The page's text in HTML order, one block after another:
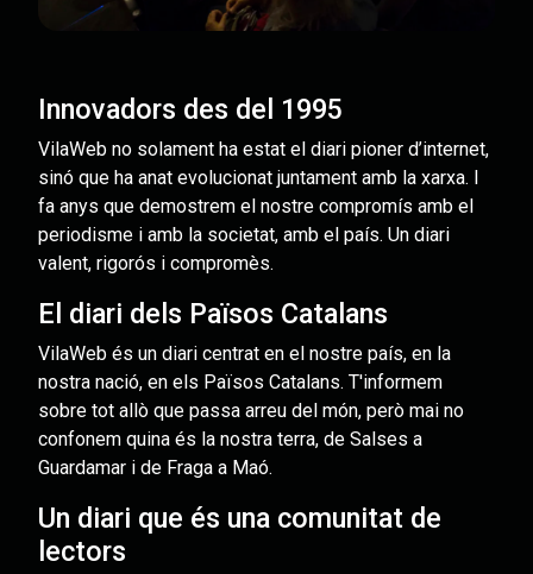
Innovadors des del 1995
VilaWeb no solament ha estat el diari pioner d’internet,
sinó que ha anat evolucionat juntament amb la xarxa. I
fa anys que demostrem el nostre compromís amb el
periodisme i amb la societat, amb el país. Un diari
valent, rigorós i compromès.
El diari dels Països Catalans
VilaWeb és un diari centrat en el nostre país, en la
nostra nació, en els Països Catalans. T'informem
sobre tot allò que passa arreu del món, però mai no
confonem quina és la nostra terra, de Salses a
Guardamar i de Fraga a Maó.
Un diari que és una comunitat de
lectors